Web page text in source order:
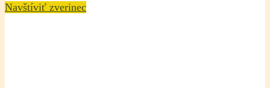
Navštíviť zverinec